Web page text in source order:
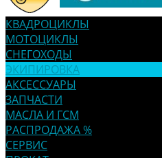
КВАДРОЦИКЛЫ
МОТОЦИКЛЫ
СНЕГОХОДЫ
ЭКИПИРОВКА
АКСЕССУАРЫ
ЗАПЧАСТИ
МАСЛА И ГСМ
РАСПРОДАЖА %
СЕРВИС